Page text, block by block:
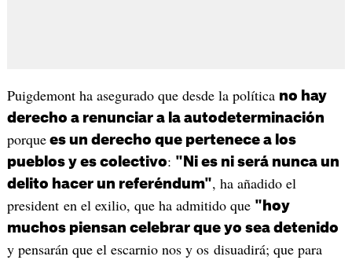
Puigdemont ha asegurado que desde la política no hay
derecho a renunciar a la autodeterminación
porquees un derecho que pertenece a los
pueblos y es colectivo: "Ni es ni será nunca un
delito hacer un referéndum", ha añadido el
president en el exilio, que ha admitido que "hoy
muchos piensan celebrar que yo sea detenido
y pensarán que el escarnio nos y os disuadirá; que para